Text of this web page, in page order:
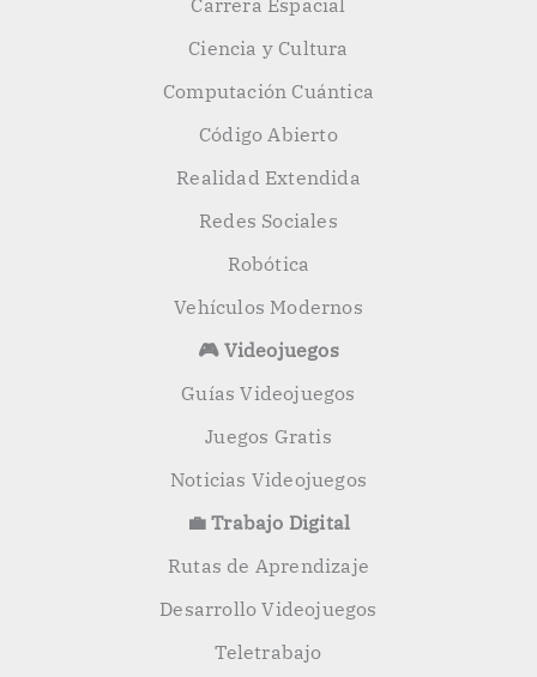
Carrera Espacial
Ciencia y Cultura
Computación Cuántica
Código Abierto
Realidad Extendida
Redes Sociales
Robótica
Vehículos Modernos
🎮 Videojuegos
Guías Videojuegos
Juegos Gratis
Noticias Videojuegos
💼 Trabajo Digital
Rutas de Aprendizaje
Desarrollo Videojuegos
Teletrabajo